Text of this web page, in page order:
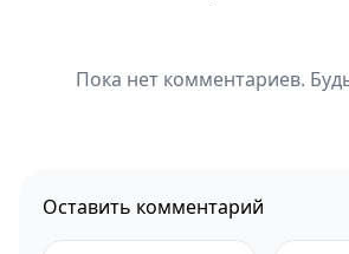
Пока нет комментариев.
Оставить комментарий